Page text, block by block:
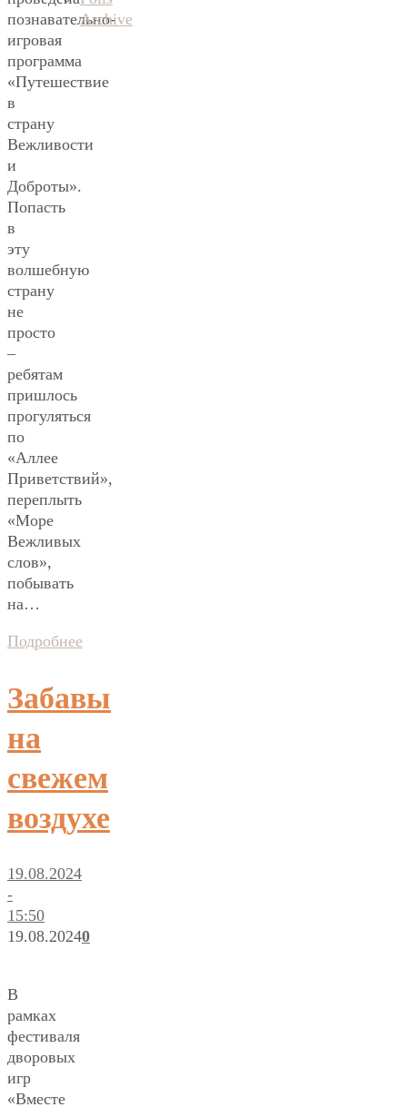
познавательно-
игровая
программа
«Путешествие
в
страну
Вежливости
и
Доброты».
Попасть
в
эту
волшебную
страну
не
просто
–
ребятам
пришлось
прогуляться
по
«Аллее
Приветствий»,
переплыть
«Море
Вежливых
слов»,
побывать
на…
Подробнее
Забавы
на
свежем
воздухе
19.08.2024
-
15:50
19.08.20240
В
рамках
фестиваля
дворовых
игр
«Вместе
Archive